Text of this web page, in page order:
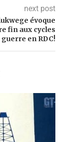
next post
évoque
fin aux cycles
guerre en RDC!